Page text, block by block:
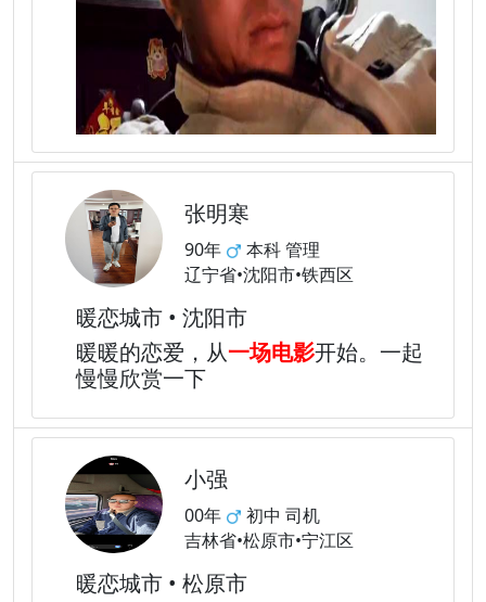
张明寒
90年
本科 管理
辽宁省•沈阳市•铁西区
暖恋城市 • 沈阳市
暖暖的恋爱，从一场电影开始。一起
慢慢欣赏一下
小强
00年
初中 司机
吉林省•松原市•宁江区
暖恋城市 • 松原市